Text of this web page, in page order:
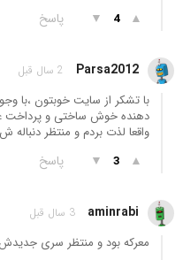
▲
4
▼ پاسخ
Parsa2012 2 سال قبل
با تشکر از سایت خوبتون ،با
دهنده خوش ساختی و پرداخت
واقعا لذت بردم و منتظر
▲
3
▼ پاسخ
aminrabi 3 سال قبل
معرکه بود و منتظر سری